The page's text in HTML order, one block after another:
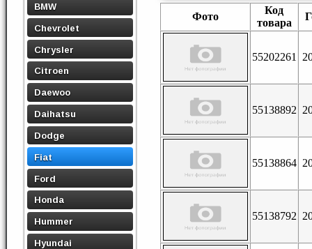
BMW
Chevrolet
Chrysler
Citroen
Daewoo
Daihatsu
Dodge
Fiat
Ford
Honda
Hummer
Hyundai
Фото
Код
товара
55202261
55138892
55138864
55138792